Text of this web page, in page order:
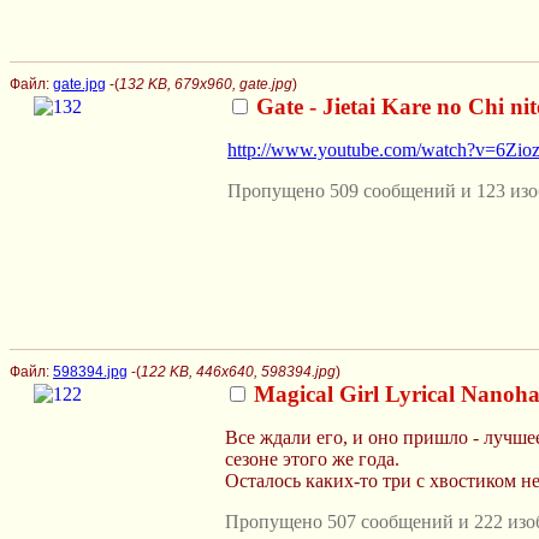
Файл: gate.jpg -(132 KB, 679x960, gate.jpg)
Gate - Jietai Kare no Chi
http://www.youtube.com/
Пропущено 509 сообщений и 123
Файл: 598394.jpg -(122 KB, 446x640, 598394.jpg)
Magical Girl Lyrical
Все ждали его, и оно пришло -
сезоне этого же года.
Осталось каких-то три с хвостиком
Пропущено 507 сообщений и 222